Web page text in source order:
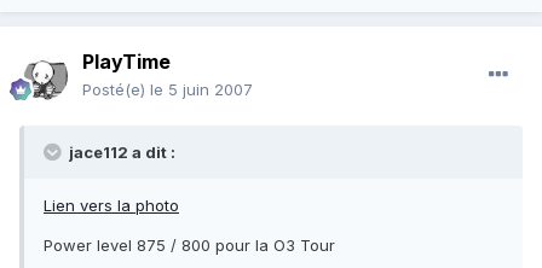
PlayTime
Posté(e) le 5 juin 2007
jace112 a dit :
Lien vers la photo
Power level 875 / 800 pour la O3 Tour